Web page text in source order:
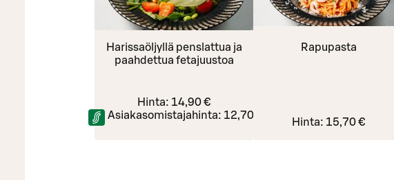
Harissaöljyllä penslattua ja
paahdettua fetajuustoa
Hinta: 14,90 €
Asiakasomistajahinta: 12,70 €
Rapupasta
Hinta: 15,70 €